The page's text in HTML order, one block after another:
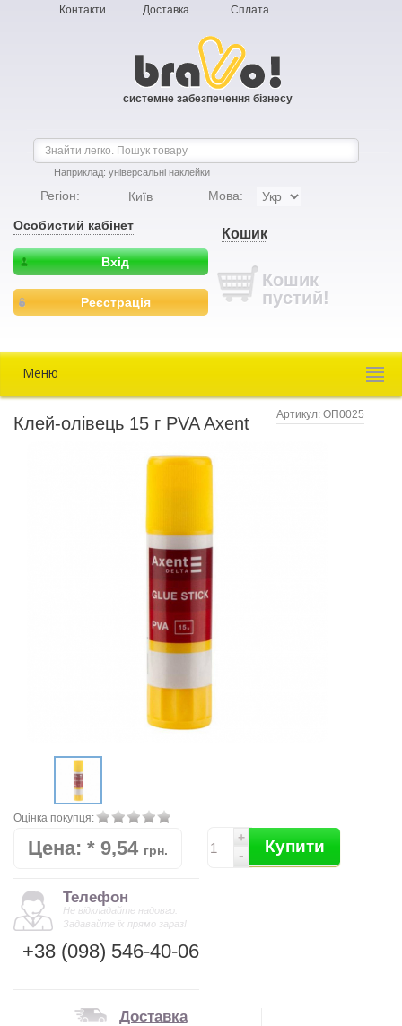
Контакти Доставка Сплата
системне забезпечення бізнесу
Наприклад: універсальні наклейки
Регіон: Київ Мова:
Особистий кабінет
Вхід
Реєстрація
Кошик
Кошик
пустий!
Меню
Клей-олівець 15 г PVA Axent Артикул: ОП0025
Оцінка покупця:
Цена: * 9,54 грн.
+
- Купити
Телефон
Не відкладайте надовго.
Задавайте їх прямо зараз!
+38 (098) 546-40-06
Доставка